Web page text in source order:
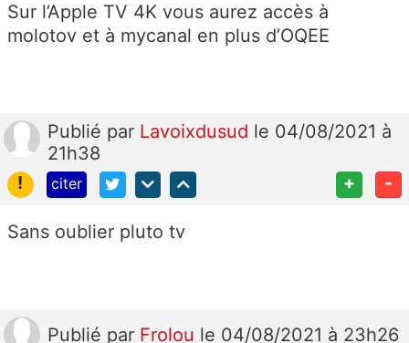
Sur l’Apple TV 4K vous aurez accès à
molotov et à mycanal en plus d’OQEE
Publié par Lavoixdusud le 04/08/2021 à
21h38
!
citer + -
Sans oublier pluto tv
Publié par Frolou le 04/08/2021 à 23h26